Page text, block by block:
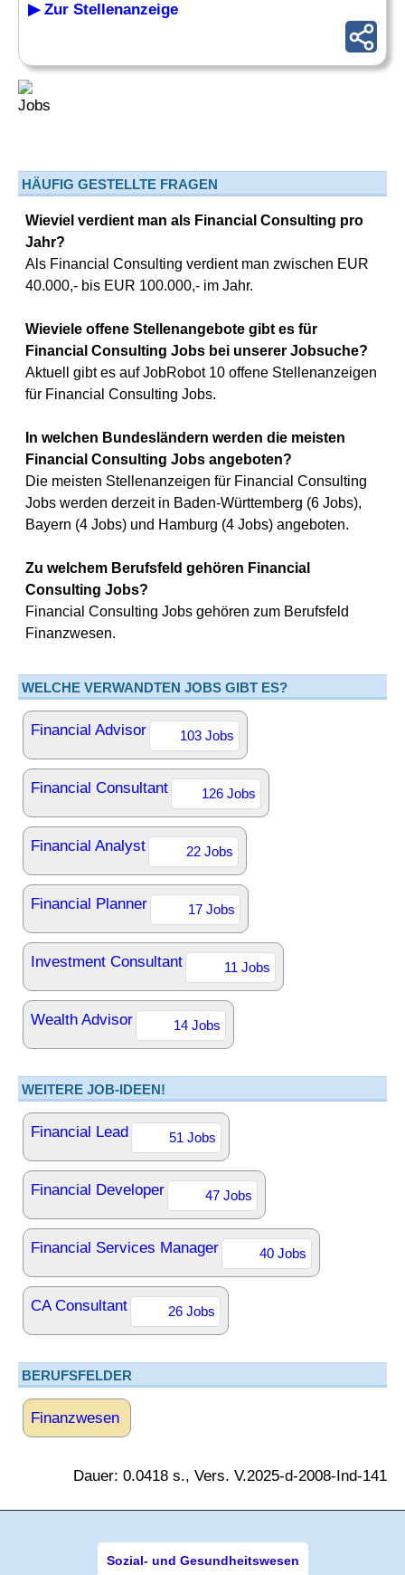
▶ Zur Stellenanzeige
HÄUFIG GESTELLTE FRAGEN
Wieviel verdient man als Financial Consulting pro
Jahr?
Als Financial Consulting verdient man zwischen EUR
40.000,- bis EUR 100.000,- im Jahr.
Wieviele offene Stellenangebote gibt es für
Financial Consulting Jobs bei unserer Jobsuche?
Aktuell gibt es auf JobRobot 10 offene Stellenanzeigen
für Financial Consulting Jobs.
In welchen Bundesländern werden die meisten
Financial Consulting Jobs angeboten?
Die meisten Stellenanzeigen für Financial Consulting
Jobs werden derzeit in Baden-Württemberg (6 Jobs),
Bayern (4 Jobs) und Hamburg (4 Jobs) angeboten.
Zu welchem Berufsfeld gehören Financial
Consulting Jobs?
Financial Consulting Jobs gehören zum Berufsfeld
Finanzwesen.
WELCHE VERWANDTEN JOBS GIBT ES?
Financial Advisor 103 Jobs
Financial Consultant 126 Jobs
Financial Analyst 22 Jobs
Financial Planner 17 Jobs
Investment Consultant 11 Jobs
Wealth Advisor 14 Jobs
WEITERE JOB-IDEEN!
Financial Lead 51 Jobs
Financial Developer 47 Jobs
Financial Services Manager 40 Jobs
CA Consultant 26 Jobs
BERUFSFELDER
Finanzwesen
Dauer: 0.0418 s., Vers. V.2025-d-2008-Ind-141
Sozial- und Gesundheitswesen